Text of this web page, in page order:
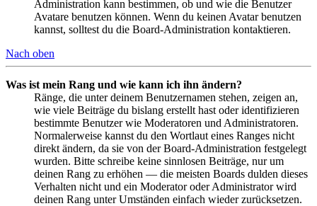
Administration kann bestimmen, ob und wie die Benutzer
Avatare benutzen können. Wenn du keinen Avatar benutzen
kannst, solltest du die Board-Administration kontaktieren.
Nach oben
Was ist mein Rang und wie kann ich ihn ändern?
Ränge, die unter deinem Benutzernamen stehen, zeigen an,
wie viele Beiträge du bislang erstellt hast oder identifizieren
bestimmte Benutzer wie Moderatoren und Administratoren.
Normalerweise kannst du den Wortlaut eines Ranges nicht
direkt ändern, da sie von der Board-Administration festgelegt
wurden. Bitte schreibe keine sinnlosen Beiträge, nur um
deinen Rang zu erhöhen — die meisten Boards dulden dieses
Verhalten nicht und ein Moderator oder Administrator wird
deinen Rang unter Umständen einfach wieder zurücksetzen.